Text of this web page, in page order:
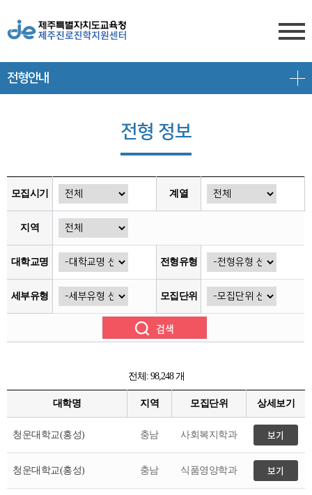
센터소개
찾아오시는 길
대학 정보
상담신청
프로그램 안내
제주도교육청 유튜브
고교-대학 연계 프로그램
프로그램 신청
공지/대입정보
대입 자료
로그인
회원가입
전형안내
전형 정보
모집시기 계열
지역
대학교명 전형유형
세부유형 모집단위
전체: 98,248 개
대학명 지역 모집단위 상세보기
청운대학교(홍성) 충남 사회복지학과
청운대학교(홍성) 충남 식품영양학과